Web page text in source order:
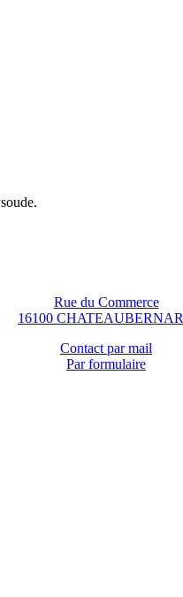
Rue du Commerce
16100
Contact par mail
Par formulaire